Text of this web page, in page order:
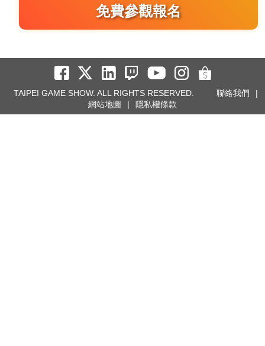
免費參觀報名
TAIPEI GAME SHOW. ALL RIGHTS RESERVED. 聯絡我們
|
網站地圖
| 隱私權條款